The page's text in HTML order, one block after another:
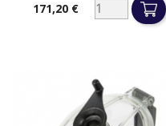
Prix171,20 €